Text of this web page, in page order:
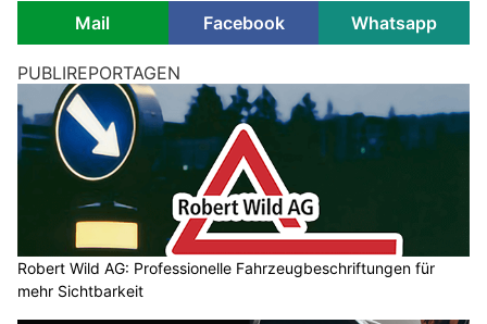
Mail
Facebook Whatsapp
PUBLIREPORTAGEN
Robert Wild AG: Professionelle Fahrzeugbeschriftungen für
mehr Sichtbarkeit